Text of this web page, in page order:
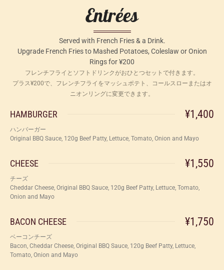
Entrées
Served with French Fries & a Drink.
Upgrade French Fries to Mashed Potatoes, Coleslaw or Onion
Rings for ¥200
フレンチフライとソフトドリンクがおひとつセットで付きます。
プラス¥200で、フレンチフライをマッシュポテト、コールスローまたはオ
ニオンリングに変更できます。
HAMBURGER ¥1,400
ハンバーガー
Original BBQ Sauce, 120g Beef Patty, Lettuce, Tomato, Onion and Mayo
CHEESE ¥1,550
チーズ
Cheddar Cheese, Original BBQ Sauce, 120g Beef Patty, Lettuce, Tomato,
Onion and Mayo
BACON CHEESE ¥1,750
ベーコンチーズ
Bacon, Cheddar Cheese, Original BBQ Sauce, 120g Beef Patty, Lettuce,
Tomato, Onion and Mayo